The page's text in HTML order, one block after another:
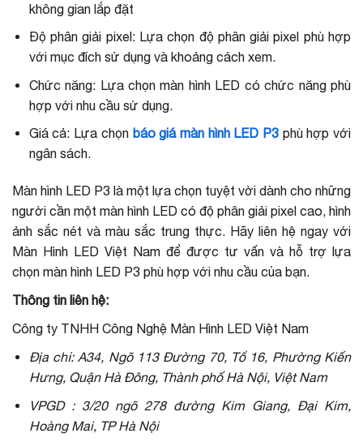
không gian lắp đặt
Độ phân giải pixel: Lựa chọn độ phân giải pixel phù hợp
với mục đích sử dụng và khoảng cách xem.
Chức năng: Lựa chọn màn hình LED có chức năng phù
hợp với nhu cầu sử dụng.
Giá cả: Lựa chọn báo giá màn hình LED P3phù hợp với
ngân sách.
Màn hình LED P3 là một lựa chọn tuyệt vời dành cho những
người cần một màn hình LED có độ phân giải pixel cao, hình
ảnh sắc nét và màu sắc trung thực. Hãy liên hệ ngay với
Màn Hình LED Việt Nam để được tư vấn và hỗ trợ lựa
chọn màn hình LED P3 phù hợp với nhu cầu của bạn.
Thông tin liên hệ:
Công ty TNHH Công Nghệ Màn Hình LED Việt Nam
Địa chỉ: A34, Ngõ 113 Đường 70, Tổ 16, Phường Kiến
Hưng, Quận Hà Đông, Thành phố Hà Nội, Việt Nam
VPGD : 3/20 ngõ 278 đường Kim Giang, Đại Kim,
Hoàng Mai, TP Hà Nội